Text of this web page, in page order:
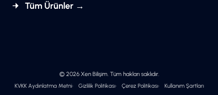
Tüm Ürünler →
© 2026 Xen Bilişim. Tüm hakları saklıdır.
KVKK Aydınlatma Metni
Gizlilik Politikası Çerez Politikası
Kullanım Şartları